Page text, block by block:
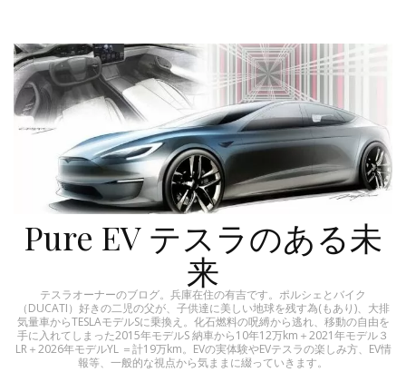
Pure EV テスラのある未
来
テスラオーナーのブログ。兵庫在住の有吉です。ポルシェとバイク
（DUCATI）好きの二児の父が、子供達に美しい地球を残す為(もあり)、大排
気量車からTESLAモデルSに乗換え。化石燃料の呪縛から逃れ、移動の自由を
手に入れてしまった2015年モデルS 納車から10年12万km＋2021年モデル３
LR＋2026年モデルYL ＝計19万km。EVの実体験やEVテスラの楽しみ方、EV情
報等、一般的な視点から気ままに綴っていきます。